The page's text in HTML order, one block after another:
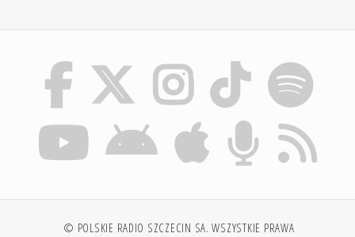
© POLSKIE RADIO SZCZECIN SA. WSZYSTKIE PRAWA